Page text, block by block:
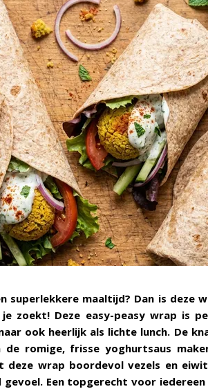
superlekkere maaltijd? Dan is deze
zoekt! Deze easy-peasy wrap is
ook heerlijk als lichte lunch. De
de romige, frisse yoghurtsaus
deze wrap boordevol vezels en
Een topgerecht voor iedereen